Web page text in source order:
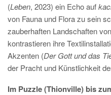
(Leben, 2023) ein Echo auf
von Fauna und Flora zu sein
zauberhaften Landschaften
kontrastieren ihre
Akzenten (Der Gott und das
der Pracht und Künstlichkeit
Im Puzzle (Thionville) bis